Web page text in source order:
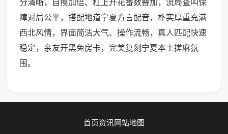
分清晰，自摸加倍、杠上开花番数叠加，流局查叫保
障对局公平，搭配地道宁夏方言配音，朴实厚重充满
西北风情，界面简洁大气、操作流畅，真人匹配快速
稳定，亲友开黑免房卡，完美复刻宁夏本土搓麻氛
围。
首页资讯网站地图